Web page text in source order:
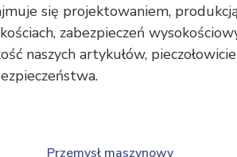
się projektowaniem,
zabezpieczeń
naszych artykułów,
Przemysł maszynowy